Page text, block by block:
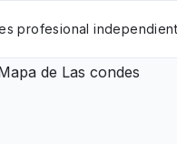
profesional